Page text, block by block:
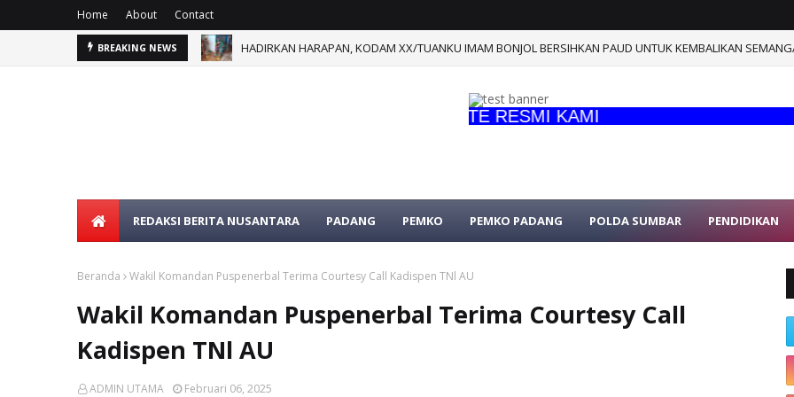
Home About Contact
BREAKING NEWS HADIRKAN HARAPAN, KODAM XX/TUANKU IMAM BONJOL BERSIHKAN PAUD UNTUK KEMBALIKAN
SELAMAT DATANG DI WEBSITE RESMI KAMI
REDAKSI BERITA NUSANTARA PADANG PEMKO PEMKO PADANG POLDA SUMBAR PENDIDIKAN
Beranda Wakil Komandan Puspenerbal Terima Courtesy Call Kadispen TNl AU
Wakil Komandan Puspenerbal Terima Courtesy Call
Kadispen TNl AU
ADMIN UTAMA Februari 06, 2025